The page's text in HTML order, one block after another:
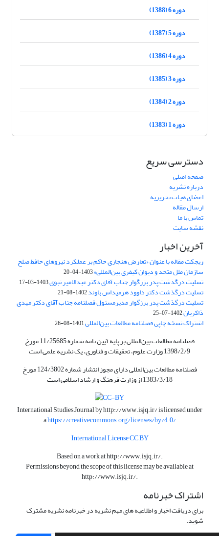
دوره 6 (1388)
دوره 5 (1387)
دوره 4 (1386)
دوره 3 (1385)
دوره 2 (1384)
دوره 1 (1383)
دسترسی سریع
صفحه اصلی
درباره نشریه
اعضای هیات تحریریه
ارسال مقاله
تماس با ما
نقشه سایت
آخرین اخبار
ریجکت مقاله با عنوان «تعارض هنجاری حاکم بر عملکرد نیروهای حافظ صلح
سازمان ملل متحد و دیوان کیفری بین‌المللی»1403-04-20
تسلیت درگذشت پدر بزرگوار جناب آقای دکتر عبدالامیر نبوی1403-03-17
تسلیت درگذشت دکتر داوود هرمیداس باوند1402-08-21
تسلیت درگذشت پدر برزگوار مدیرمسئول فصلنامه جناب آقای دکتر مهدی
ذاکریان1402-07-25
اشتراک نسخه چاپی فصلنامه مطالعات بین‌المللی1401-08-26
فصلنامه مطالعات بین‌المللی بر پایه آیین نامه شماره 11/25685 مورخ
1398/2/9 وزارت علوم، تحقیقات و فناوری، یک نشریه علمی است
فصلنامه مطالعات بین‌المللی دارای مجوز انتشار شماره 124/3802 مورخ
1383/3/18 از وزارت فرهنگ و ارشاد اسلامی است
International Studies Journal byhttp://www.isjq.ir/is licensed under
ahttps://creativecommons.org/licenses/by/4.0/
International License CC BY
Based on a work athttp://www.isjq.ir/.
Permissions beyond the scope of this license may be available at
http://www.isjq.ir/.
اشتراک خبرنامه
برای دریافت اخبار و اطلاعیه های مهم نشریه در خبرنامه نشریه مشترک
شوید.